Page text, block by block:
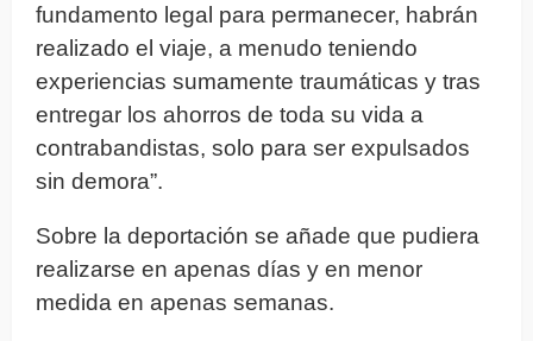
fundamento legal para permanecer, habrán
realizado el viaje, a menudo teniendo
experiencias sumamente traumáticas y tras
entregar los ahorros de toda su vida a
contrabandistas, solo para ser expulsados
sin demora”.
Sobre la deportación se añade que pudiera
realizarse en apenas días y en menor
medida en apenas semanas.